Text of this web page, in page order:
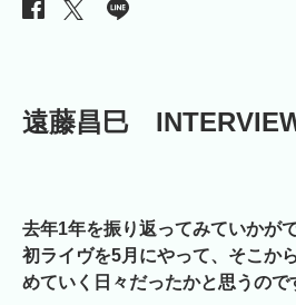
遠藤昌巳
去年1年を振り返ってみていか
初ライヴを5月にやって、そこか
めていく日々だったかと思うので